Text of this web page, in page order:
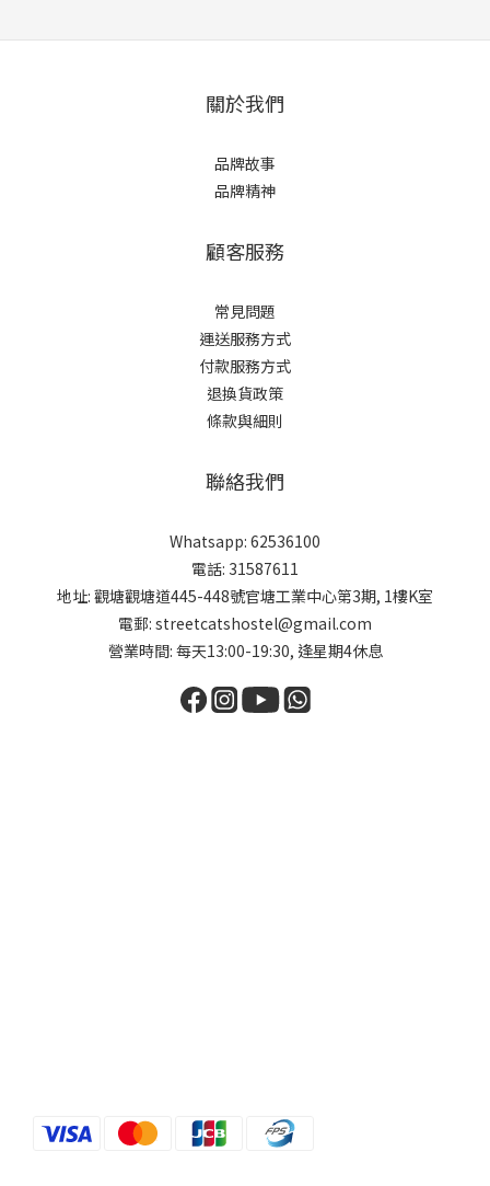
關於我們
品牌故事
品牌精神
顧客服務
常見問題
運送服務方式
付款服務方式
退換貨政策
條款與細則
聯絡我們
Whatsapp: 62536100
電話: 31587611
地址: 觀塘觀塘道445-448號官塘工業中心第3期, 1樓K室
電郵: streetcatshostel@gmail.com
營業時間: 每天13:00-19:30, 逢星期4休息